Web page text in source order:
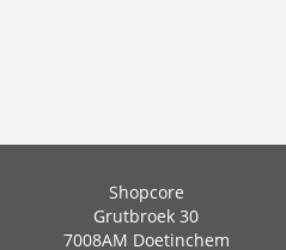
Shopcore
Grutbroek 30
7008AM Doetinchem